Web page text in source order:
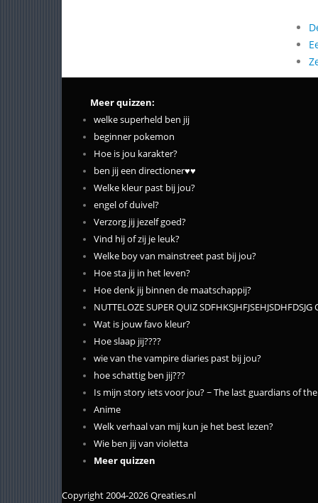
Meer quizzen:
welke superheld ben jij
beginner pokemon
Hoe is jou karakter?
ben jij een directioner♥♥
Welke kleur past bij jou?
engel of duivel?
Verzorg jij jezelf goed?
Vind hij of zij je leuk?
Welke boy van mainstreet past bij jou?
Hoe sta jij in het leven?
Hoe denk jij binnen de maatschappij?
NUTTELOZE SUPER QUIZ
Wat is jouw favo kleur?
Hoe slaap jij????
wie van the vampire diaries past bij jou?
hoe schattig ben jij???
Is mijn story iets voor jou? ~ The last guardians of
Anime
Welk verhaal van mij kun je het best lezen?
Wie ben jij van violetta
Meer quizzen
Copyright 2004-2026 Qreaties.nl